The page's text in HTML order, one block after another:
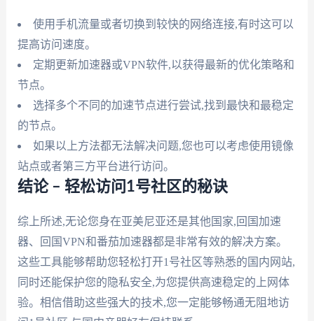
使用手机流量或者切换到较快的网络连接,有时这可以
提高访问速度。
定期更新加速器或VPN软件,以获得最新的优化策略和
节点。
选择多个不同的加速节点进行尝试,找到最快和最稳定
的节点。
如果以上方法都无法解决问题,您也可以考虑使用镜像
站点或者第三方平台进行访问。
结论 – 轻松访问1号社区的秘诀
综上所述,无论您身在亚美尼亚还是其他国家,回国加速
器、回国VPN和番茄加速器都是非常有效的解决方案。
这些工具能够帮助您轻松打开1号社区等熟悉的国内网站,
同时还能保护您的隐私安全,为您提供高速稳定的上网体
验。相信借助这些强大的技术,您一定能够畅通无阻地访